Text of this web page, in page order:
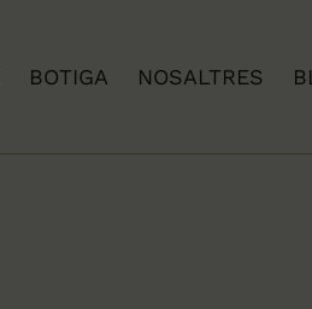
BOTIGA NOSALTRES